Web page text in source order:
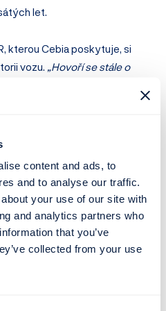
content and ads, to
and to analyse our traffic.
your use of our site with
and analytics partners who
that you’ve
collected from your use
let.
kterou Cebia poskytuje, si
vozu.
„Hovoří se stále o
zda není zatížené
Tyto všechny informace
auto dříve nabízeno a jaká
cena,“
vysvětluje Pajer.
nesoustředí na sběr dat
vozidel umí poskytovat
další výhodu systému
každý motorista se může